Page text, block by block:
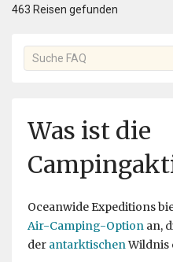
463 Reisen gefunden
Was ist die
Oceanwide Expeditions
Air-Camping-Option an,
der antarktischenWildnis